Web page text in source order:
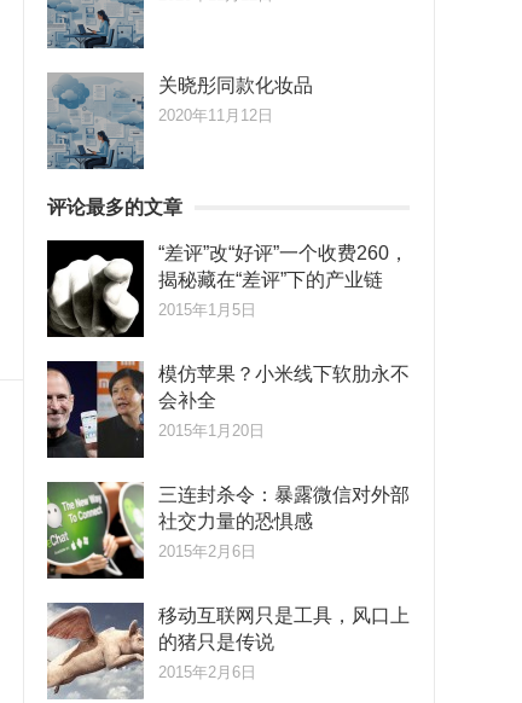
关晓彤同款化妆品
2020年11月12日
评论最多的文章
“差评”改“好评”一个收费260，
揭秘藏在“差评”下的产业链
2015年1月5日
模仿苹果？小米线下软肋永不
会补全
2015年1月20日
三连封杀令：暴露微信对外部
社交力量的恐惧感
2015年2月6日
移动互联网只是工具，风口上
的猪只是传说
2015年2月6日